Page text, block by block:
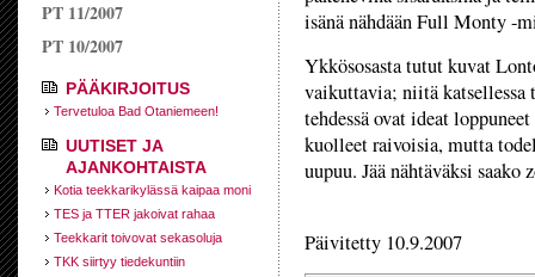
PT 11/2007
PT 10/2007
PÄÄKIRJOITUS
Tervetuloa Bad Otaniemeen!
UUTISET JA
AJANKOHTAISTA
Kotia teekkarikylässä kaipaa moni
TES ja TTER jakoivat rahaa
Teekkarit toivovat sekasoluja
TKK siirtyy tiede­kuntiin
isänä nähdään Full Monty -
Ykkösosasta tutut kuvat
vaikuttavia; niitä katsellessa
tehdessä ovat ideat
kuolleet raivoisia, mutta
uupuu. Jää nähtäväksi
Päivitetty 10.9.2007